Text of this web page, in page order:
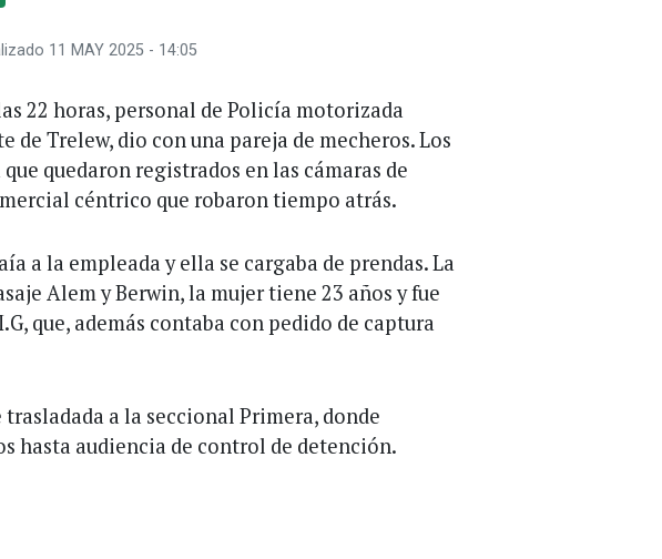
11 MAY 2025 - 14:05
22 horas, personal de Policía motorizada
de Trelew, dio con una pareja de mecheros. Los
quedaron registrados en las cámaras de
céntrico que robaron tiempo atrás.
a la empleada y ella se cargaba de prendas. La
Alem y Berwin, la mujer tiene 23 años y fue
que, además contaba con pedido de captura
a la seccional Primera, donde
hasta audiencia de control de detención.